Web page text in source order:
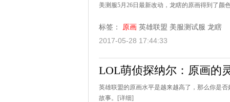
美测服5月26日最新改动，龙瞎的原画得到了颜色
标签： 原画 英雄联盟 美服测试服 龙瞎
2017-05-28 17:44:33
LOL萌侦探纳尔：原画的
英雄联盟的原画水平是越来越高了，那么你是
故事。
[详细]